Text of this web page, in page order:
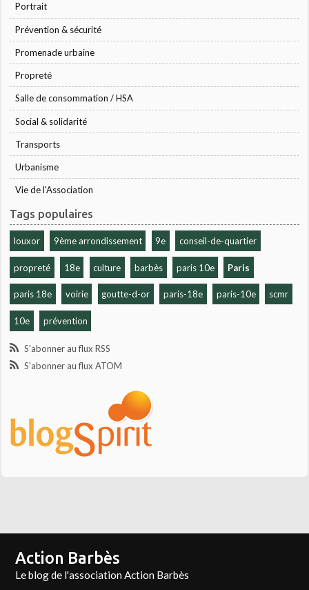
Portrait
Prévention & sécurité
Promenade urbaine
Propreté
Salle de consommation / HSA
Social & solidarité
Transports
Urbanisme
Vie de l'Association
Tags populaires
louxor 9ème arrondissement 9e conseil-de-quartier
propreté 18e culture barbès paris 10e Paris
paris 18e voirie goutte-d-or paris-18e paris-10e scmr
10e prévention
S'abonner au flux RSS
S'abonner au flux ATOM
Action Barbès
Le blog de l'association Action Barbès